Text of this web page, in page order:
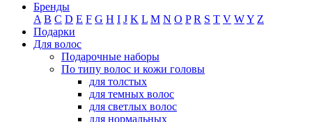
Бренды
A B C D E F G H I J K L M N O P R S T V WY Z
Подарки
Для волос
Подарочные наборы
По типу волос и кожи головы
для толстых
для темных волос
для светлых волос
для нормальных